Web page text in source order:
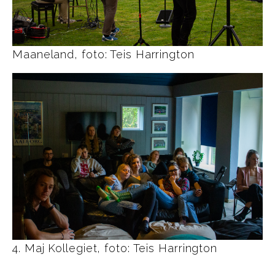
Maaneland, foto: Teis Harrington
4. Maj Kollegiet, foto: Teis Harrington